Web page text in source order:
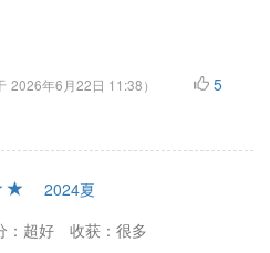
2026年6月22日 11:38）
5
2024夏
：超好
收获：很多